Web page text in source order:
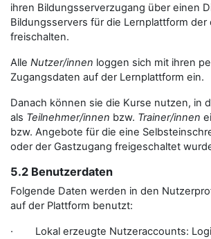
ihren Bildungsserverzugang über einen
Bildungsservers für die Lernplattform der
freischalten.
Alle Nutzer/innen loggen sich mit ihren
Zugangsdaten auf der Lernplattform ein.
Danach können sie die Kurse nutzen, in
als Teilnehmer/innen bzw. Trainer/innen
bzw. Angebote für die eine
oder der Gastzugang freigeschaltet
5.2 Benutzerdaten
Folgende Daten werden in den
auf der Plattform benutzt:
· Lokal erzeugte Nutzeraccounts: